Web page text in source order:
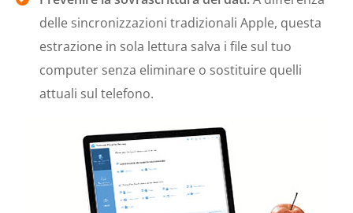
delle sincronizzazioni tradizionali Apple, questa
estrazione in sola lettura salva i file sul tuo
computer senza eliminare o sostituire quelli
attuali sul telefono.